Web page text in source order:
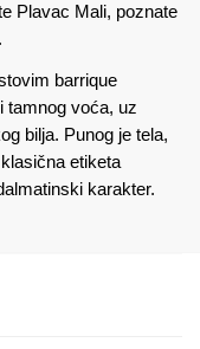
Plavac Mali, poznate
barrique
tamnog voća, uz
bilja. Punog je tela,
etiketa
karakter.